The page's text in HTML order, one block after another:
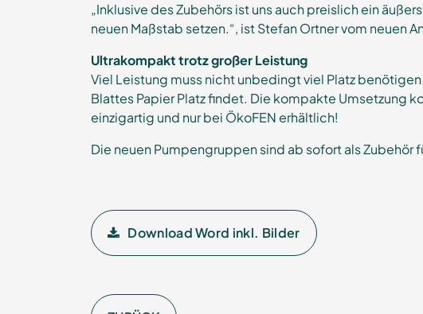
„Inklusive des Zubehörs ist uns auch preislich ein
neuen Maßstab setzen.“, ist Stefan Ortner vom neuen
Ultrakompakt trotz großer Leistung
Viel Leistung muss nicht unbedingt viel Platz
Blattes Papier Platz findet. Die kompakte Umsetzung
einzigartig und nur bei ÖkoFEN erhältlich!
Die neuen Pumpengruppen sind ab sofort als Zubehör
Download Word inkl. Bilder